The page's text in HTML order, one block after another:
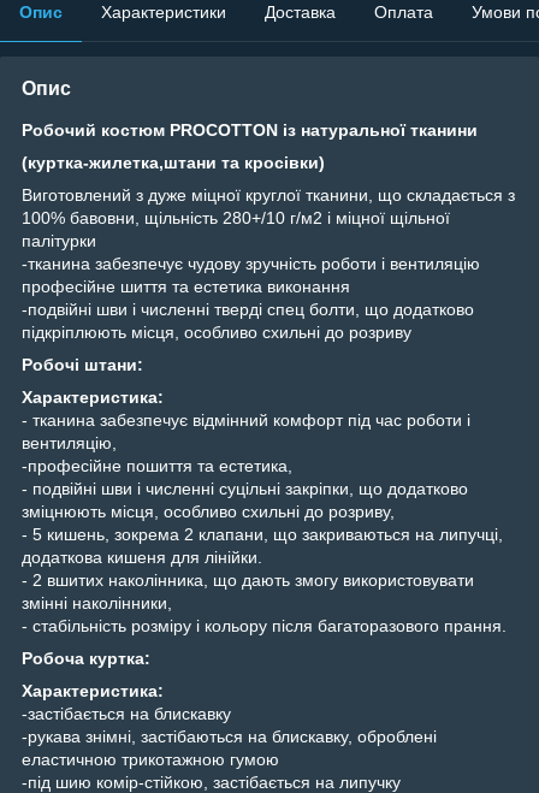
Опис Характеристики Доставка Оплата Умови
Опис
Робочий костюм PROCOTTON із натуральної тканини
(куртка-жилетка,штани та кросівки)
Виготовлений з дуже міцної круглої тканини, що складається з
100% бавовни, щільність 280+/10 г/м2 і міцної щільної
палітурки
-тканина забезпечує чудову зручність роботи і вентиляцію
професійне шиття та естетика виконання
-подвійні шви і численні тверді спец болти, що додатково
підкріплюють місця, особливо схильні до розриву
Робочі штани:
Характеристика:
- тканина забезпечує відмінний комфорт під час роботи і
вентиляцію,
-професійне пошиття та естетика,
- подвійні шви і численні суцільні закріпки, що додатково
зміцнюють місця, особливо схильні до розриву,
- 5 кишень, зокрема 2 клапани, що закриваються на липучці,
додаткова кишеня для лінійки.
- 2 вшитих наколінника, що дають змогу використовувати
змінні наколінники,
- стабільність розміру і кольору після багаторазового прання.
Робоча куртка:
Характеристика:
-застібається на блискавку
-рукава знімні, застібаються на блискавку, оброблені
еластичною трикотажною гумою
-під шию комір-стійкою, застібається на липучку